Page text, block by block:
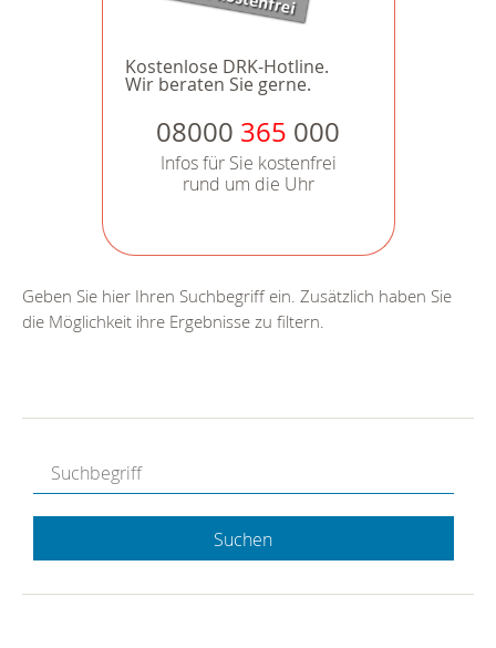
Kostenlose DRK-Hotline.
Wir beraten Sie gerne.
08000 365 000
Infos für Sie kostenfrei
rund um die Uhr
Geben Sie hier Ihren Suchbegriff ein. Zusätzlich haben Sie
die Möglichkeit ihre Ergebnisse zu filtern.
Suchen